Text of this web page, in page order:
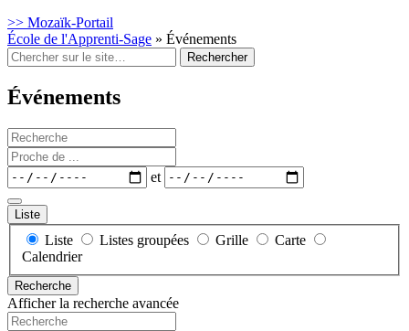
>> Mozaïk-Portail
École de l'Apprenti-Sage » Événements
Rechercher
:
Événements
Recherche
Proche
de
...
Dates et
Liste
Type
d’affichage
des
résultats
de
la
Liste Listes groupées Grille
Carte
Calendrier
Recherche
Afficher la recherche avancée
Recherche